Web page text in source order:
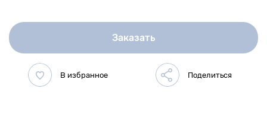
Заказать